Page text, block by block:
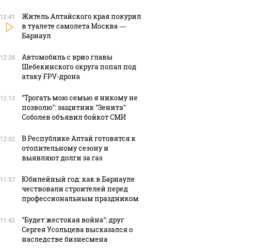
07 августа, 14:07
Более 700
07 августа, 14:00
Александр
Терентьев
12:41
Житель Алтайского края покурил
в туалете самолета Москва —
Барнаул
12:28
Автомобиль с врио главы
Шебекинского округа попал под
атаку FPV-дрона
12:13
"Трогать мою семью я никому не
позволю": защитник "Зенита"
Соболев объявил бойкот СМИ
12:02
В Республике Алтай готовятся к
отопительному сезону и
выявляют долги за газ
11:57
Юбилейный год: как в Барнауле
чествовали строителей перед
профессиональным праздником
11:42
"Будет жестокая война": друг
Сергея Усольцева высказался о
наследстве бизнесмена